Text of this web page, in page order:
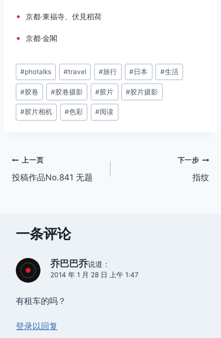
• 京都·東福寺、伏見稻荷
• 京都·金閣
文
章
标
签：
#photalks #travel #旅行 #日本 #生活
#胶卷 #胶卷摄影 #胶片 #胶片摄影
#胶片相机 #色彩 #阅读
文
章
上一页
投稿作品No.841 无题
下一步
指纹
一条评论
乔巴巴乔说道：
2014 年 1 月 28 日 上午 1:47
有租车的吗？
登录以回复